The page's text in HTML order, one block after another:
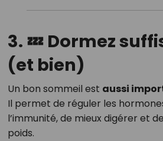
3. 💤 Dormez
(et bien)
Un bon sommeil est aussi
Il permet de réguler les
l’immunité, de mieux digérer et
poids.